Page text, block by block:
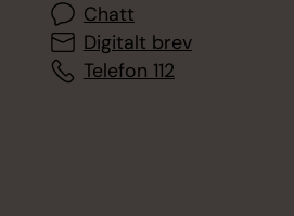
Chatt
Digitalt brev
Telefon 112